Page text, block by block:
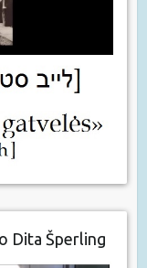
Dita Šperling